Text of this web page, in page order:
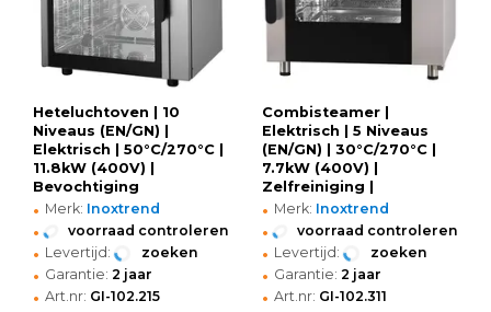
Heteluchtoven | 10
Niveaus (EN/GN) |
Elektrisch | 50°C/270°C |
11.8kW (400V) |
Bevochtiging
(Handmatig) |
875x775x1015(h)mm
• Merk: Inoxtrend
• voorraad controleren
• Levertijd: zoeken
• Garantie: 2 jaar
• Art.nr: GI-102.215
Combisteamer |
Elektrisch | 5 Niveaus
(EN/GN) | 30°C/270°C |
7.7kW (400V) |
Zelfreiniging |
Touchscreen + WiFi |
840x996x805(h)mm
• Merk: Inoxtrend
• voorraad controleren
• Levertijd: zoeken
• Garantie: 2 jaar
• Art.nr: GI-102.311